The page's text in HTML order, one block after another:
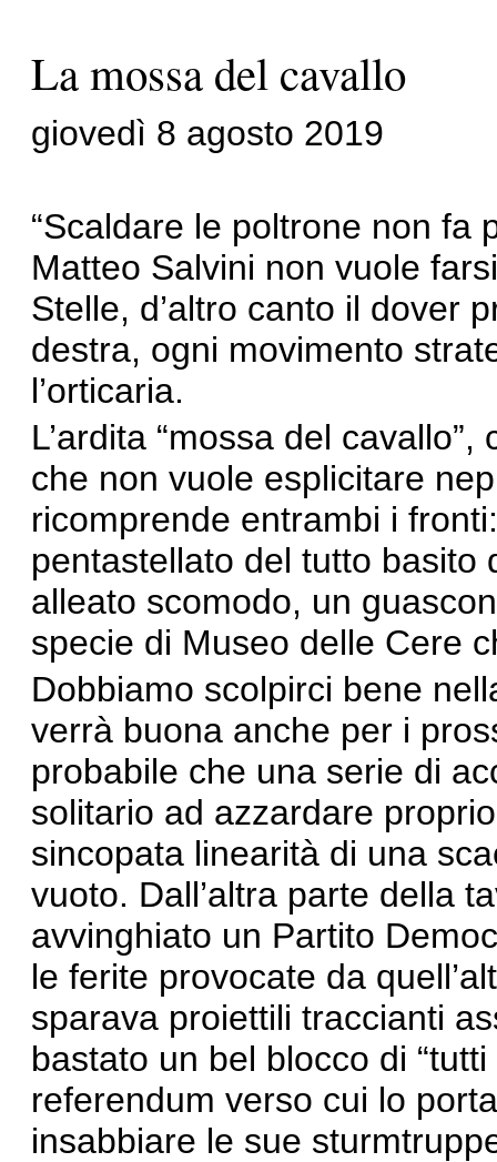
La mossa del cavallo
giovedì 8 agosto 2019
“Scaldare le poltrone non fa
Matteo Salvini non vuole
Stelle, d’altro canto il dover
destra, ogni movimento
l’orticaria.
L’ardita “mossa del
che non vuole esplicitare
ricomprende entrambi i
pentastellato del tutto basito
alleato scomodo, un
specie di Museo delle Cere
Dobbiamo scolpirci bene
verrà buona anche per i
probabile che una serie di
solitario ad azzardare
sincopata linearità di una
vuoto. Dall’altra parte della
avvinghiato un Partito
le ferite provocate da
sparava proiettili traccianti
bastato un bel blocco di
referendum verso cui lo
insabbiare le sue